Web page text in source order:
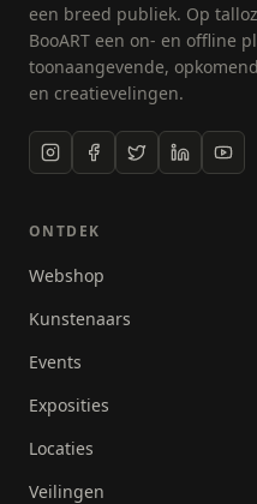
een breed publiek. Op
BooART een on- en offline
toonaangevende,
en creatievelingen.
ONTDEK
Webshop
Kunstenaars
Events
Exposities
Locaties
Veilingen